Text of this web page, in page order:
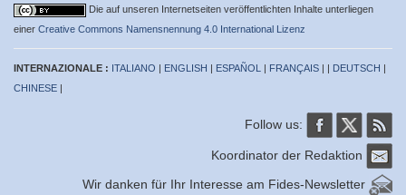
Die auf unseren Internetseiten veröffentlichten Inhalte unterliegen
einer Creative Commons Namensnennung 4.0 International Lizenz
INTERNAZIONALE : ITALIANO | ENGLISH | ESPAÑOL | FRANÇAIS | | DEUTSCH |
CHINESE |
Follow us:
Koordinator der Redaktion
Wir danken für Ihr Interesse am Fides-Newsletter